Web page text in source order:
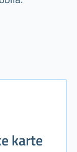
karte